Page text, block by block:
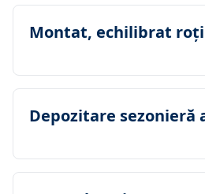
Montat, echilibrat roţi
Depozitare sezonieră